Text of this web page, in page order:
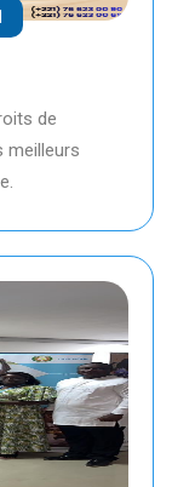
de
meilleurs